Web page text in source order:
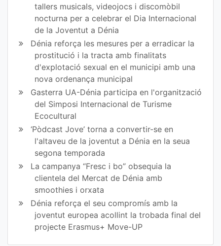
tallers musicals, videojocs i discomòbil
nocturna per a celebrar el Dia Internacional
de la Joventut a Dénia
Dénia reforça les mesures per a erradicar la
prostitució i la tracta amb finalitats
d'explotació sexual en el municipi amb una
nova ordenança municipal
Gasterra UA-Dénia participa en l'organització
del Simposi Internacional de Turisme
Ecocultural
‘Pòdcast Jove’ torna a convertir-se en
l'altaveu de la joventut a Dénia en la seua
segona temporada
La campanya “Fresc i bo” obsequia la
clientela del Mercat de Dénia amb
smoothies i orxata
Dénia reforça el seu compromís amb la
joventut europea acollint la trobada final del
projecte Erasmus+ Move-UP